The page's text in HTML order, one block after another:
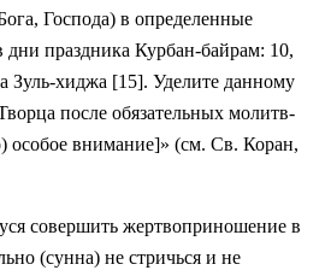
Господа) в определенные
праздника Курбан-байрам: 10,
Зуль-хиджа [15]. Уделите данному
после обязательных молитв-
особое внимание]» (см. Св. Коран,
совершить жертвоприношение в
(сунна) не стричься и не